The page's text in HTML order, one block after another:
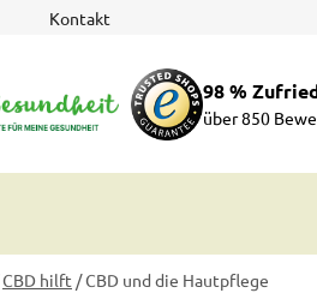
Kontakt
98 %
über 850
CBD hilft /CBD und die Hautpflege